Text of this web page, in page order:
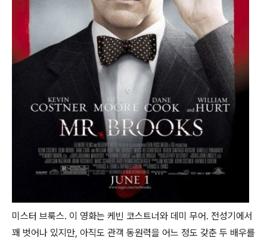
미스터 브룩스. 이 영화는 케빈 코스트너와 데미 무어. 전성기에서
꽤 벗어나 있지만, 아직도 관객 동원력을 어느 정도 갖춘 두 배우를